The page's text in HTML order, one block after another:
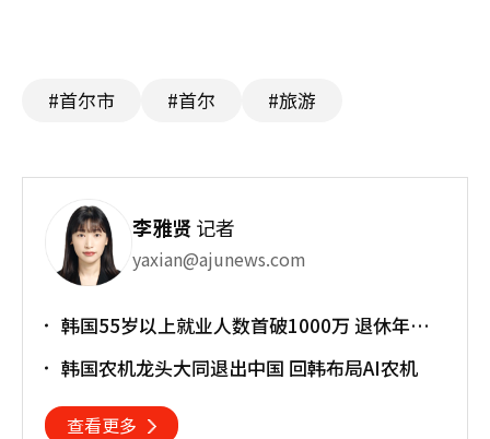
#首尔市 #首尔 #旅游
李雅贤记者
yaxian@ajunews.com
韩国55岁以上就业人数首破1000万 退休年龄
韩国农机龙头大同退出中国 回韩布局AI农机
查看更多